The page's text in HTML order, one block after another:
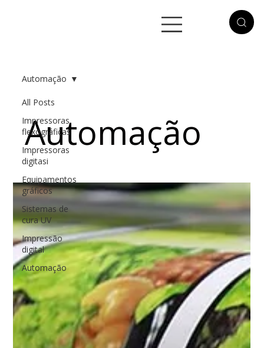
All Posts
Impressoras
flexográficas
Impressoras
digitasi
Equipamentos
gráficos
Sistemas de
cura UV
Impressão
digital
Automação
Automação
Automação